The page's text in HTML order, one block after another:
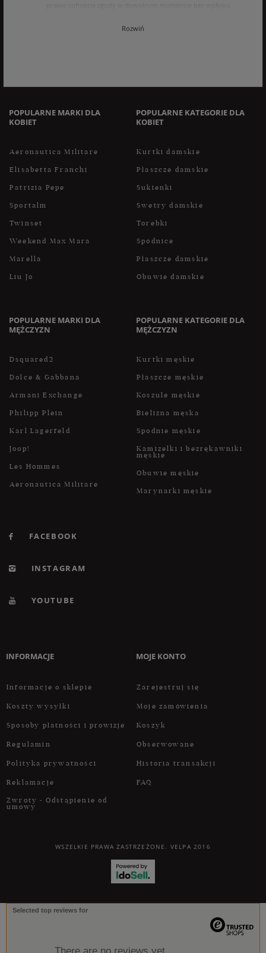
podstawie zgody przed jej cofnięciem. Mam prawo dostępu
Rozwiń
POPULARNE MARKI DLA
KOBIET
Aeronautica Militare
Elisabetta Franchi
Patrizia Pepe
Sportalm
Twinset
Weekend Max Mara
Marella
Liu Jo
POPULARNE KATEGORIE DLA
KOBIET
Kurtki damskie
Płaszcze damskie
Sukienki
Swetry damskie
Torebki
Spódnice
Płaszcze damskie
Obuwie damskie
POPULARNE MARKI DLA
MĘŻCZYZN
Dsquared2
Dolce & Gabbana
Armani Exchange
Philipp Plein
Karl Lagerfeld
Joop!
Les Hommes
Aeronautica Militare
POPULARNE KATEGORIE DLA
MĘŻCZYZN
Kurtki męskie
Płaszcze męskie
Koszule męskie
Bielizna męska
Spodnie męskie
Kamizelki i bezrękawniki
męskie
Obuwie męskie
Marynarki męskie
FACEBOOK
INSTAGRAM
YOUTUBE
INFORMACJE
Informacje o sklepie
Koszty wysyłki
Sposoby płatności i prowizje
Regulamin
Polityka prywatności
Reklamacje
Zwroty - Odstąpienie od
umowy
MOJE KONTO
Zarejestruj się
Moje zamówienia
Koszyk
Obserwowane
Historia transakcji
FAQ
WSZELKIE PRAWA ZASTRZEŻONE. VELPA 2016
Selected top reviews for